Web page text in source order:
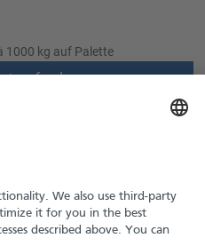
1000 kg auf Palette
anfordern